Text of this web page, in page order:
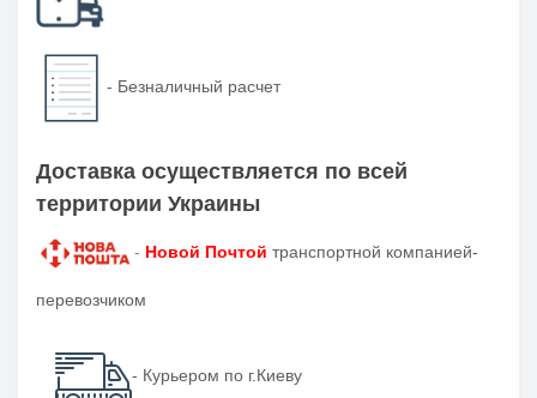
- Безналичный расчет
Доставка осуществляется по всей
территории Украины
- Новой Почтой транспортной компанией-
перевозчиком
- Курьером по г.Киеву